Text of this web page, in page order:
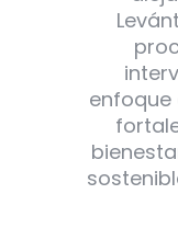
enfoque